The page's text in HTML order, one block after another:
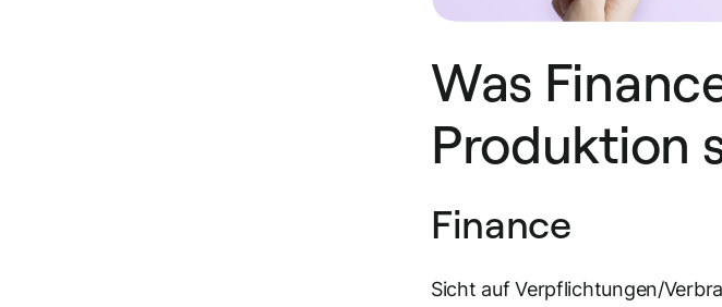
Was
Produktion
Finance
Sicht auf Verpflichtungen/